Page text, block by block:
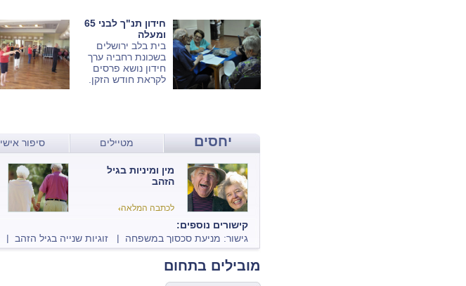
חידון תנ"ך לבני 65
ומעלה
בית בלב ירושלים
בשכונת רחביה ערך
חידון נושא פרסים
לקראת חודש הזקן.
יחסים מטיילים סיפור אישי
מין ומיניות בגיל
הזהב
לכתבה המלאה
קישורים נוספים:
גישור: מניעת סכסוך במשפחה | זוגיות שנייה בגיל הזהב |
מובילים בתחום